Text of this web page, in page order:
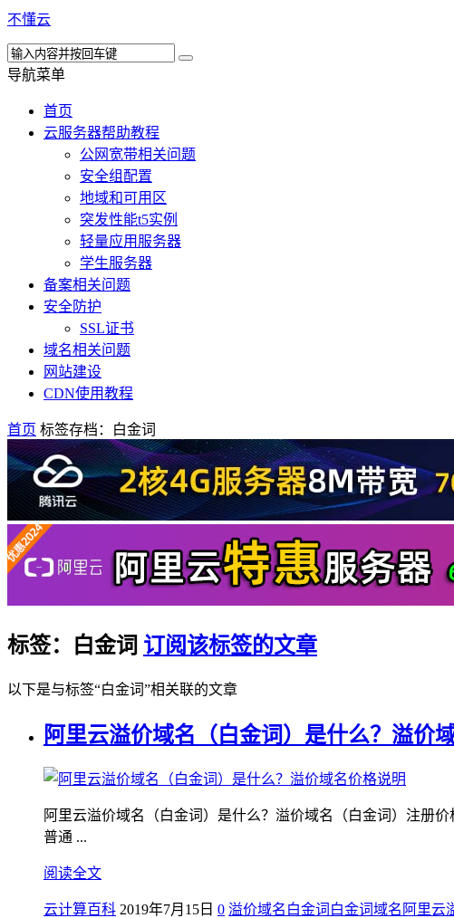
不懂云
导航菜单
首页
云服务器帮助教程
公网宽带相关问题
安全组配置
地域和可用区
突发性能t5实例
轻量应用服务器
学生服务器
备案相关问题
安全防护
SSL证书
域名相关问题
网站建设
CDN使用教程
首页 标签存档：白金词
标签：白金词 订阅该标签的文章
以下是与标签“白金词”相关联的文章
阿里云溢价域名（白金词）是什么？溢价
阿里云溢价域名（白金词）是什么？溢价域名（白金词）注册
普通 ...
阅读全文
云计算百科 2019年7月15日 0 溢价域名 白金词 白金词域名 阿里云